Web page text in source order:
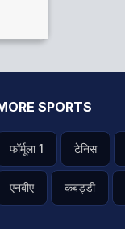
SPORTS
फॉर्मूला 1 टेनिस
एनबीए कबड्डी